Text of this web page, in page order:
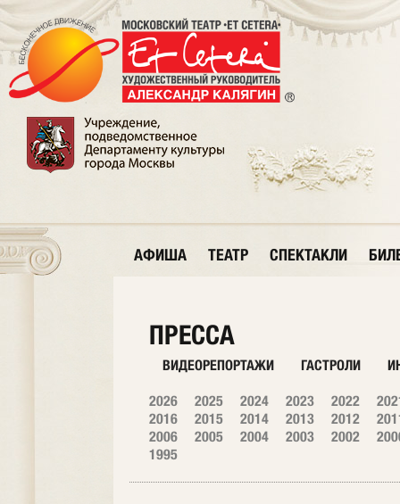
АФИША ТЕАТР СПЕКТАКЛИ
ПРЕССА
ВИДЕОРЕПОРТАЖИ ГАСТРОЛИ
2026 2025 2024 2023 2022
2016
2015 2014 2013 2012
2006
2005 2004 2003 2002
1995